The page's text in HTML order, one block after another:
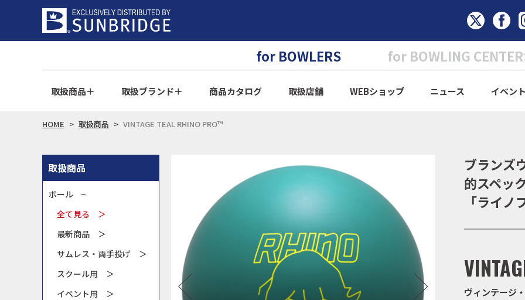
for BOWLERS for BOWLING
取扱商品 取扱ブランド 商品カタログ 取扱店舗 WEBショップ ニュース イベン
HOME 取扱商品 VINTAGE TEAL RHINO PRO™
取扱商品
ボール −
全て見る ＞
最新商品 ＞
サムレス・両手投げ ＞
スクール用 ＞
イベント用 ＞
ブランズ
的スペッ
「ライ
ヴィンテージ